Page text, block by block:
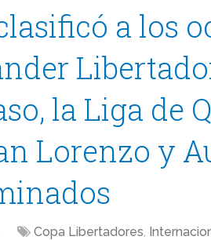
a los
la Liga de
Lorenzo y
Copa Libertadores,